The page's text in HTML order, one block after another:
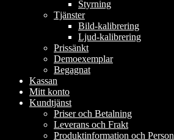
Styrning
Tjänster
Bild-kalibrering
Ljud-kalibrering
Prissänkt
Demoexemplar
Begagnat
Kassan
Mitt konto
Kundtjänst
Priser och Betalning
Leverans och Frakt
Produktinformation och